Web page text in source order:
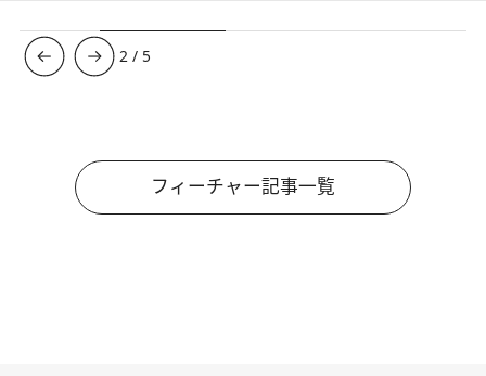
3 / 5
フィーチャー記事一覧